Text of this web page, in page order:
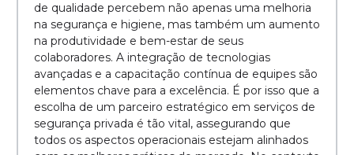
de qualidade percebem não apenas uma melhoria
na segurança e higiene, mas também um aumento
na produtividade e bem-estar de seus
colaboradores. A integração de tecnologias
avançadas e a capacitação contínua de equipes são
elementos chave para a excelência. É por isso que a
escolha de um parceiro estratégico em serviços de
segurança privada é tão vital, assegurando que
todos os aspectos operacionais estejam alinhados